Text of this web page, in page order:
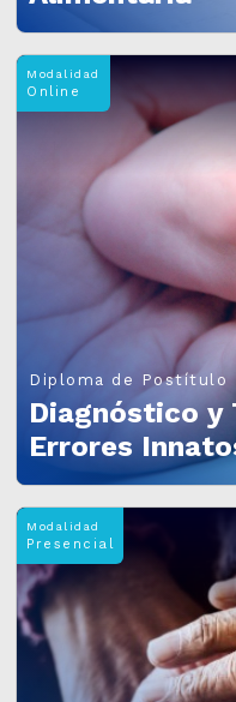
Modalidad
Presencial
Modalidad
Online
Diploma de Postítulo
Diagnóstico y
Errores